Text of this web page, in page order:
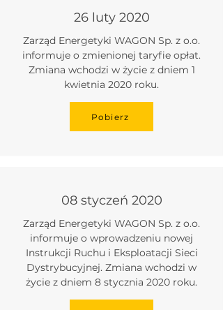
26 luty 2020
Zarząd Energetyki WAGON Sp. z o.o.
informuje o zmienionej taryfie opłat.
Zmiana wchodzi w życie z dniem 1
kwietnia 2020 roku.
Pobierz
08 styczeń 2020
Zarząd Energetyki WAGON Sp. z o.o.
informuje o wprowadzeniu nowej
Instrukcji Ruchu i Eksploatacji Sieci
Dystrybucyjnej. Zmiana wchodzi w
życie z dniem 8 stycznia 2020 roku.